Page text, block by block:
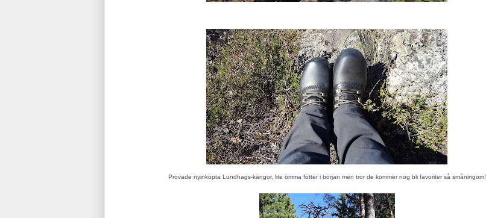
Provade nyinköpta Lundhags-kängor, lite ömma fötter i början men tror de kommer nog bli favoriter så småningom!